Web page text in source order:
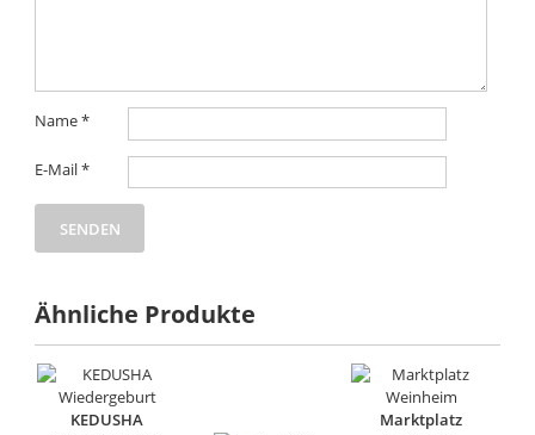
Name*
E-Mail*
Ähnliche Produkte
KEDUSHA
Marktplatz